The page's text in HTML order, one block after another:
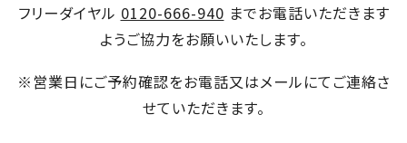
フリーダイヤル 0120-666-940 までお電話いただきます
ようご協力をお願いいたします。
※営業日にご予約確認をお電話又はメールにてご連絡さ
せていただきます。